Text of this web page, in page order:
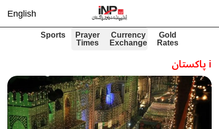
English
Gold
Rates
Currency
Exchange
Prayer
Times
Sports
iپاکستان